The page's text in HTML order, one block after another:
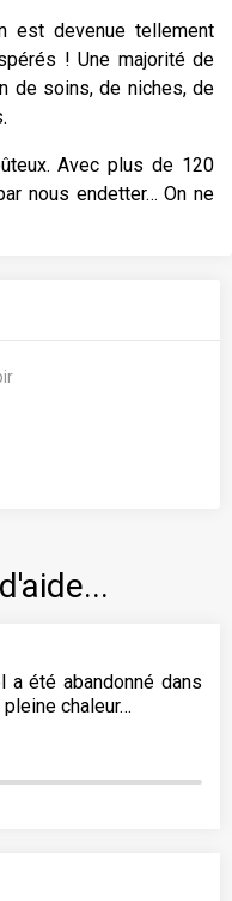
est devenue tellement
! Une majorité de
de soins, de niches, de
Avec plus de 120
nous endetter… On ne
a été abandonné dans
chaleur…